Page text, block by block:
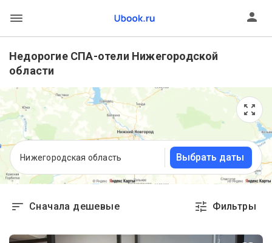
Недорогие СПА-отели Нижегородской
области
Нижегородская область Выбрать даты
Сначала дешевые Фильтры